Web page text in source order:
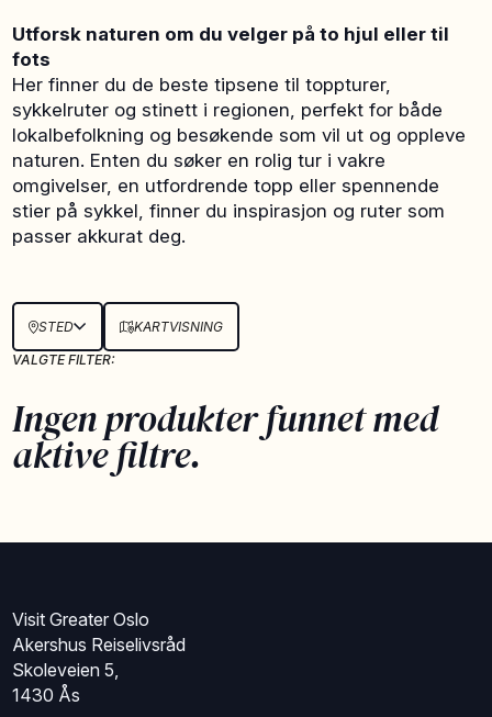
Utforsk naturen om du velger på to hjul eller til
fots
Her finner du de beste tipsene til toppturer,
sykkelruter og stinett i regionen, perfekt for både
lokalbefolkning og besøkende som vil ut og oppleve
naturen. Enten du søker en rolig tur i vakre
omgivelser, en utfordrende topp eller spennende
stier på sykkel, finner du inspirasjon og ruter som
passer akkurat deg.
STED
KARTVISNING
VALGTE FILTER:
Ingen produkter funnet med
aktive filtre.
Visit Greater Oslo
Akershus Reiselivsråd
Skoleveien 5,
1430 Ås